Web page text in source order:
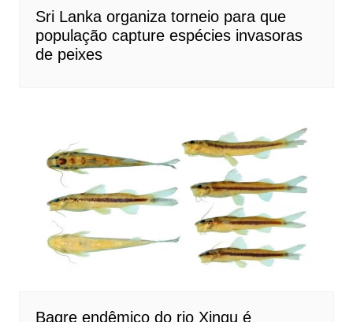
Sri Lanka organiza torneio para que
população capture espécies invasoras
de peixes
Bagre endêmico do rio Xingu é